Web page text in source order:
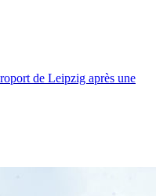
de Leipzig après une